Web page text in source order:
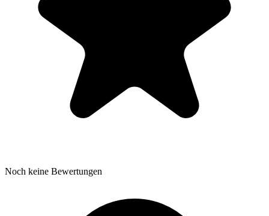
Noch keine Bewertungen